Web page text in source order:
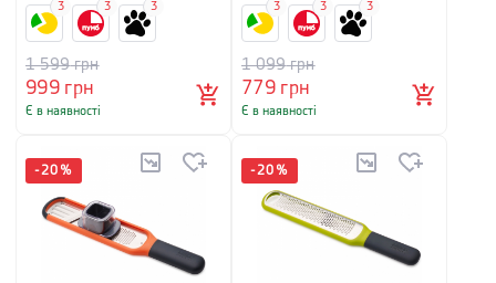
999грн
1 599грн
Є в наявності
3 3 3
779грн
1 099грн
Є в наявності
3 3 3
-20 % -20 %